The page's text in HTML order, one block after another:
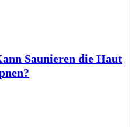
Saunieren die Haut